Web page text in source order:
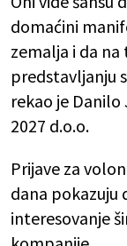
domaćini
zemalja i da
predstavljanju
rekao je
2027 d.o.o.
Prijave za
dana pokazuju
interesovanje